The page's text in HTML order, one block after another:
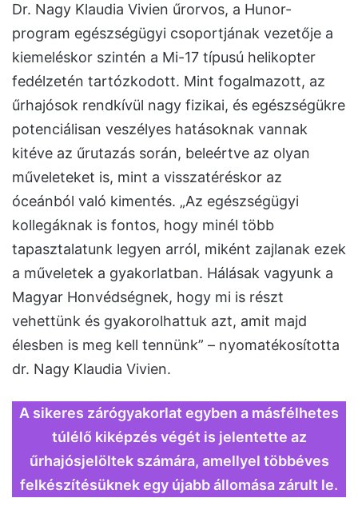
Dr. Nagy Klaudia Vivien űrorvos, a Hunor-
program egészségügyi csoportjának vezetője a
kiemeléskor szintén a Mi-17 típusú helikopter
fedélzetén tartózkodott. Mint fogalmazott, az
űrhajósok rendkívül nagy fizikai, és egészségükre
potenciálisan veszélyes hatásoknak vannak
kitéve az űrutazás során, beleértve az olyan
műveleteket is, mint a visszatéréskor az
óceánból való kimentés. „Az egészségügyi
kollegáknak is fontos, hogy minél több
tapasztalatunk legyen arról, miként zajlanak ezek
a műveletek a gyakorlatban. Hálásak vagyunk a
Magyar Honvédségnek, hogy mi is részt
vehettünk és gyakorolhattuk azt, amit majd
élesben is meg kell tennünk” – nyomatékosította
dr. Nagy Klaudia Vivien.
A sikeres zárógyakorlat egyben a másfélhetes
túlélő kiképzés végét is jelentette az
űrhajósjelöltek számára, amellyel többéves
felkészítésüknek egy újabb állomása zárult le.